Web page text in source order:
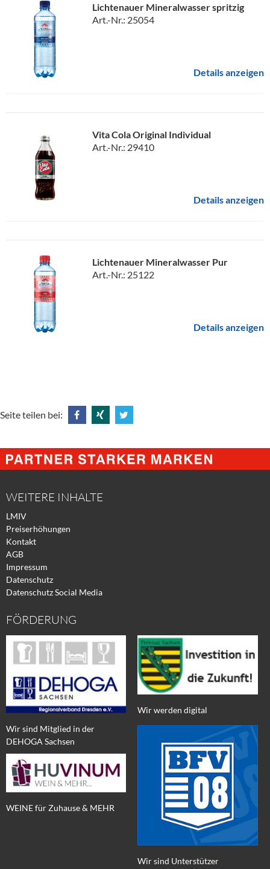
Lichtenauer Mineralwasser spritzig
Art.-Nr.: 25054
Details anzeigen
Vita Cola Original Individual
Art.-Nr.: 29410
Details anzeigen
Lichtenauer Mineralwasser Pur
Art.-Nr.: 25122
Details anzeigen
Seite teilen bei:
@
Facebook
@
Xing
@
Twitter
WEITERE INHALTE
LMIV
Preiserhöhungen
Kontakt
AGB
Impressum
Datenschutz
Datenschutz Social Media
FÖRDERUNG
Wir sind Mitglied in der
DEHOGA Sachsen
WEINE für Zuhause & MEHR
Wir werden digital
Wir sind Unterstützer